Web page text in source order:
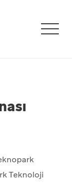
Teknoloji